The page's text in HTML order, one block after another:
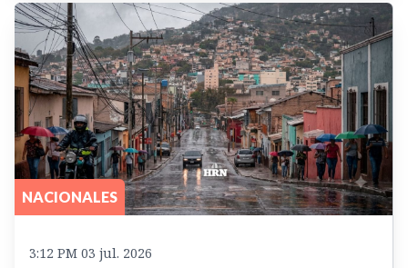
NACIONALES
3:12 PM 03 jul. 2026